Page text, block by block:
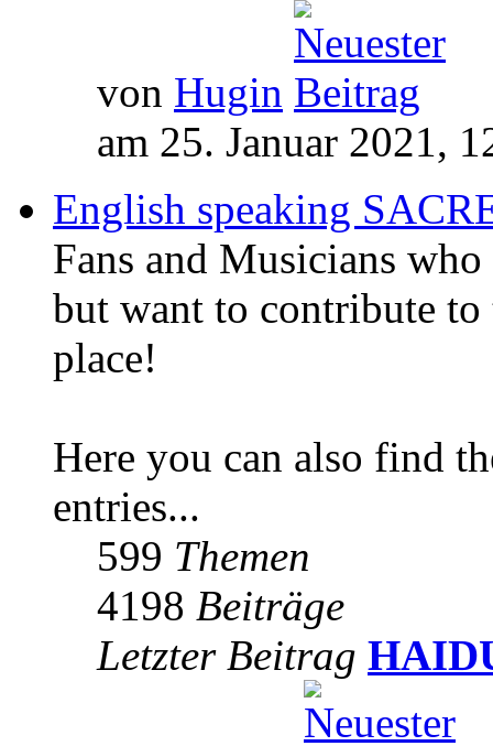
von Hugin
am 25. Januar 2021,
English speaking
Fans and Musicians
but want to contribute to
place!
Here you can also find
entries...
599 Themen
4198 Beiträge
Letzter Beitrag